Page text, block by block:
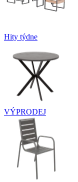
Hity týdne
VÝPRODEJ